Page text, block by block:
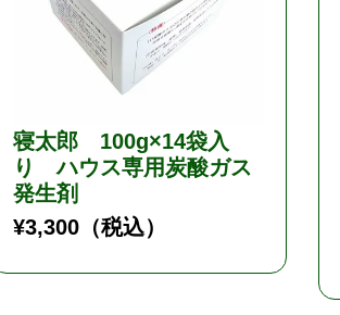
寝太郎 100g×14袋入
り ハウス専用炭酸ガス
発生剤
¥3,300 （税込）